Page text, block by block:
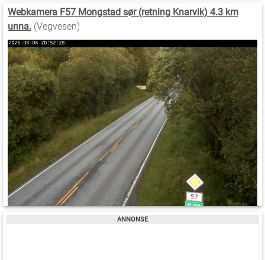
Webkamera F57 Mongstad sør (retning Knarvik) 4.3 km
unna. (Vegvesen)